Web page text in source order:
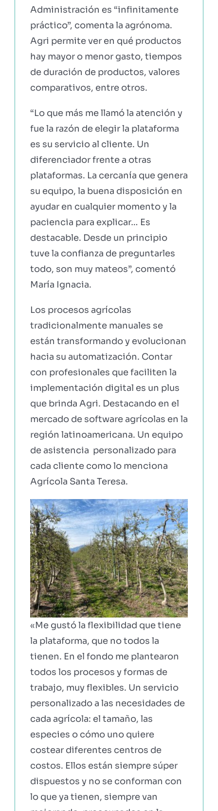
Administración es “infinitamente
práctico”, comenta la agrónoma.
Agri permite ver en qué productos
hay mayor o menor gasto, tiempos
de duración de productos, valores
comparativos, entre otros.
“Lo que más me llamó la atención y
fue la razón de elegir la plataforma
es su servicio al cliente. Un
diferenciador frente a otras
plataformas. La cercanía que genera
su equipo, la buena disposición en
ayudar en cualquier momento y la
paciencia para explicar… Es
destacable. Desde un principio
tuve la confianza de preguntarles
todo, son muy mateos”, comentó
María Ignacia.
Los procesos agrícolas
tradicionalmente manuales se
están transformando y evolucionan
hacia su automatización. Contar
con profesionales que faciliten la
implementación digital es un plus
que brinda Agri. Destacando en el
mercado de software agrícolas en la
región latinoamericana. Un equipo
de asistencia personalizado para
cada cliente como lo menciona
Agrícola Santa Teresa.
«Me gustó la flexibilidad que tiene
la plataforma, que no todos la
tienen. En el fondo me plantearon
todos los procesos y formas de
trabajo, muy flexibles. Un servicio
personalizado a las necesidades de
cada agrícola: el tamaño, las
especies o cómo uno quiere
costear diferentes centros de
costos. Ellos están siempre súper
dispuestos y no se conforman con
lo que ya tienen, siempre van